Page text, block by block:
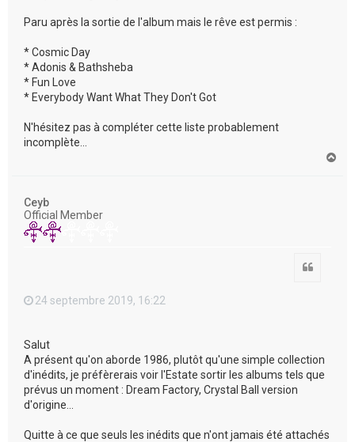
Paru après la sortie de l'album mais le rêve est permis :
* Cosmic Day
* Adonis & Bathsheba
* Fun Love
* Everybody Want What They Don't Got
N'hésitez pas à compléter cette liste probablement
incomplète...
Ceyb
Official Member
24 septembre 2019, 16:22
Salut
A présent qu'on aborde 1986, plutôt qu'une simple collection
d'inédits, je préfèrerais voir l'Estate sortir les albums tels que
prévus un moment : Dream Factory, Crystal Ball version
d'origine...
Quitte à ce que seuls les inédits que n'ont jamais été attachés